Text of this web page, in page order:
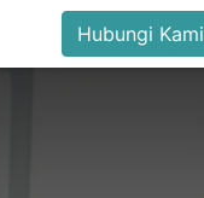
Hubungi Kami